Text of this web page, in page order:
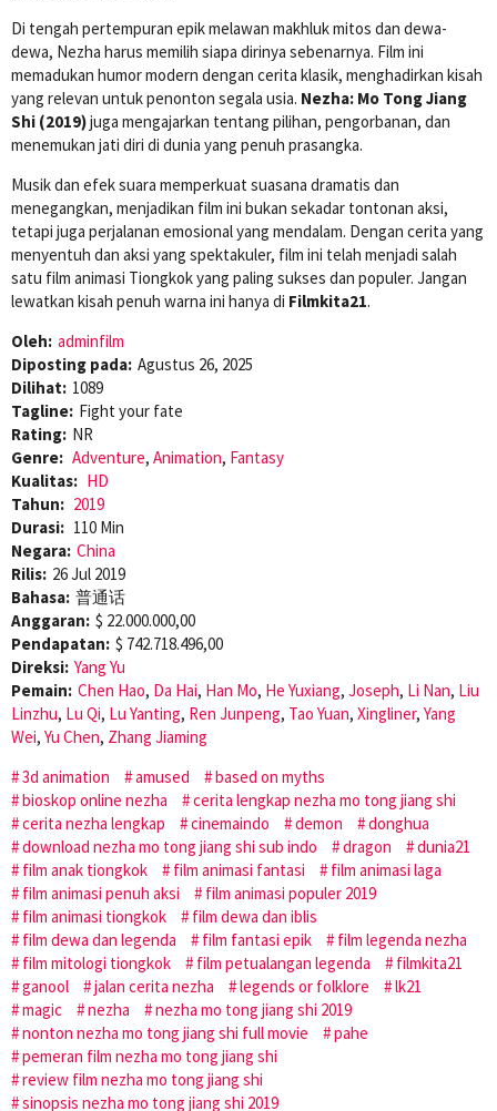
Di tengah pertempuran epik melawan makhluk mitos dan dewa-
dewa, Nezha harus memilih siapa dirinya sebenarnya. Film ini
memadukan humor modern dengan cerita klasik, menghadirkan kisah
yang relevan untuk penonton segala usia. Nezha: Mo Tong Jiang
Shi (2019)juga mengajarkan tentang pilihan, pengorbanan, dan
menemukan jati diri di dunia yang penuh prasangka.
Musik dan efek suara memperkuat suasana dramatis dan
menegangkan, menjadikan film ini bukan sekadar tontonan aksi,
tetapi juga perjalanan emosional yang mendalam. Dengan cerita yang
menyentuh dan aksi yang spektakuler, film ini telah menjadi salah
satu film animasi Tiongkok yang paling sukses dan populer. Jangan
lewatkan kisah penuh warna ini hanya di Filmkita21.
Oleh: adminfilm
Diposting pada: Agustus 26, 2025
Dilihat: 1089
Tagline: Fight your fate
Rating: NR
Genre: Adventure, Animation, Fantasy
Kualitas: HD
Tahun: 2019
Durasi: 110 Min
Negara: China
Rilis: 26 Jul 2019
Bahasa: 普通话
Anggaran: $ 22.000.000,00
Pendapatan: $ 742.718.496,00
Direksi: Yang Yu
Pemain: Chen Hao, Da Hai, Han Mo, He Yuxiang, Joseph, Li Nan, Liu
Linzhu, Lu Qi, Lu Yanting, Ren Junpeng, Tao Yuan, Xingliner, Yang
Wei, Yu Chen, Zhang Jiaming
3d animation
amused
based on myths
bioskop online nezha
cerita lengkap nezha mo tong jiang shi
cerita nezha lengkap
cinemaindo demon
donghua
download nezha mo tong jiang shi sub indo
dragon
dunia21
film anak tiongkok
film animasi fantasi
film animasi laga
film animasi penuh aksi
film animasi populer 2019
film animasi tiongkok
film dewa dan iblis
film dewa dan legenda
film fantasi epik
film legenda nezha
film mitologi tiongkok
film petualangan legenda
filmkita21
ganool
jalan cerita nezha legends or folklore
lk21
magic
nezha
nezha mo tong jiang shi 2019
nonton nezha mo tong jiang shi full movie
pahe
pemeran film nezha mo tong jiang shi
review film nezha mo tong jiang shi
sinopsis nezha mo tong jiang shi 2019